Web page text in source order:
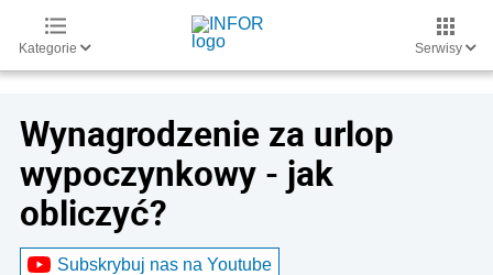
Kategorie Serwisy
Wynagrodzenie za urlop
wypoczynkowy - jak
obliczyć?
Subskrybuj nas na Youtube